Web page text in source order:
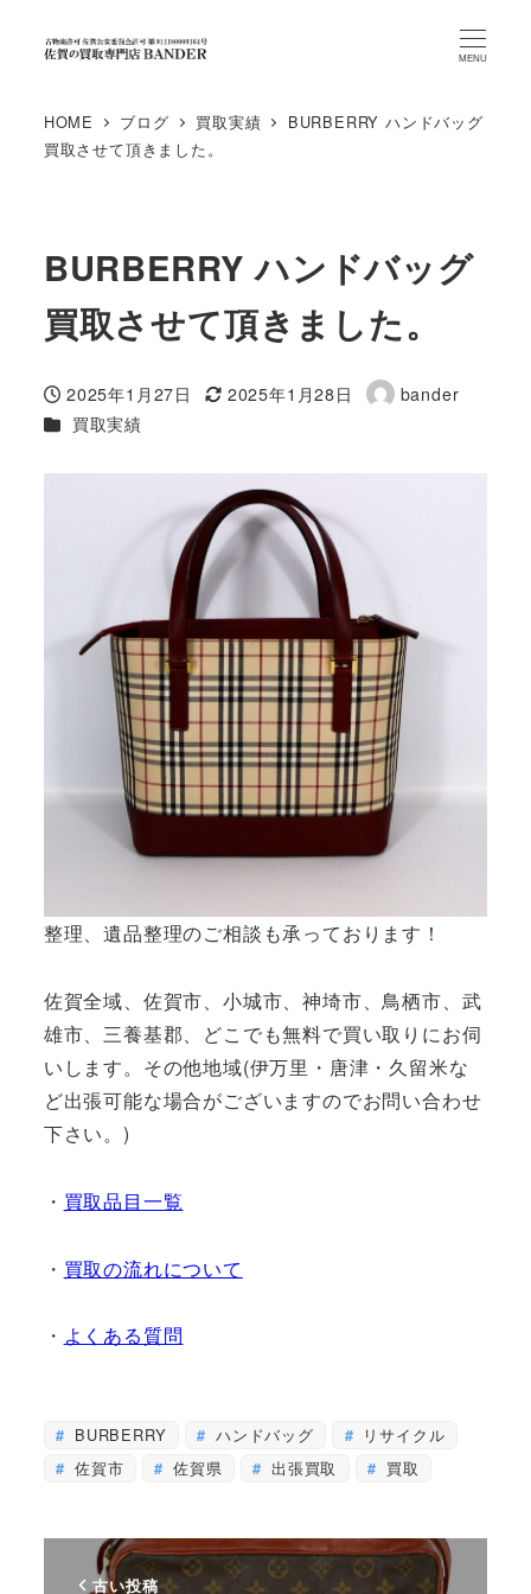
MENU
HOME ブログ 買取実績
BURBERRY ハンドバッグ
買取させて頂きました。
BURBERRY ハンドバッグ
買取させて頂きました。
投稿日
2025年1月27日
更新日
2025年1月28日
著
bander
カテゴリー
買取実績
整理、遺品整理のご相談も承っております！
佐賀全域、佐賀市、小城市、神埼市、鳥栖市、武
雄市、三養基郡、どこでも無料で買い取りにお伺
いします。その他地域(伊万里・唐津・久留米な
ど出張可能な場合がございますのでお問い合わせ
下さい。)
・ 買取品目一覧
・ 買取の流れについて
・ よくある質問
BURBERRY ハンドバッグ
リサイクル
佐賀市
佐賀県 出張買取 買取
古い投稿